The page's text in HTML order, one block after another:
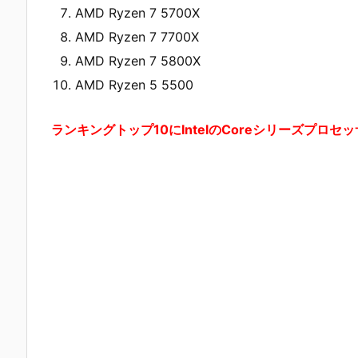
AMD Ryzen 7 5700X
AMD Ryzen 7 7700X
AMD Ryzen 7 5800X
AMD Ryzen 5 5500
ランキングトップ10にIntelのCoreシリーズプロセッ